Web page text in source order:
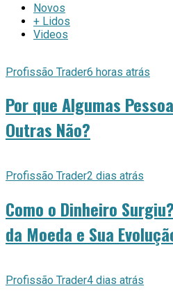
Novos
+ Lidos
Videos
Profissão Trader6 horas atrás
Por que Algumas
Outras Não?
Profissão Trader2 dias atrás
Como o Dinheiro
da Moeda e Sua
Profissão Trader4 dias atrás